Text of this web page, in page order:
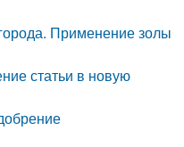
Применение золы
статьи в новую